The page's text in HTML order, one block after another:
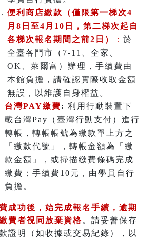
便利商店繳款（僅限第一梯次4
月8日至4月10日，第二梯次起自
各梯次報名期間之前2日）
： 於
全臺各門市（7-11、全家、
OK、萊爾富）辦理 ， 手續費由
本館負擔，請確認實際收取金額
無誤，以維護自身權益。
台灣PAY繳費: 利用行動裝置下
載台灣Pay（臺灣行動支付）進行
轉帳，轉帳帳號為繳款單上方之
「繳款代號」，轉帳金額為「繳
款金額」，或掃描繳費條碼完成
繳費；手續費10元，由學員自行
負擔。
成功後，始完成報名手續 ，逾期
費者視同放棄資格。請妥善保存
證明（如收據或交易紀錄），以